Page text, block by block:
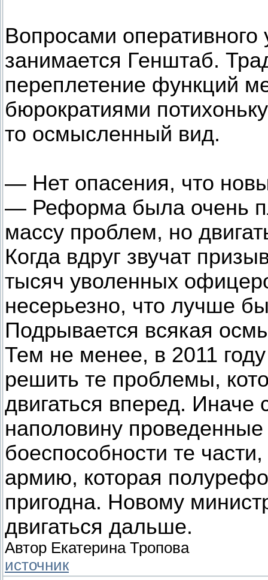
Вопросами оперативного
занимается Генштаб.
переплетение функций
бюрократиями
то осмысленный вид.
— Нет опасения, что
— Реформа была очень
массу проблем, но
Когда вдруг звучат
тысяч уволенных
несерьезно, что лучше
Подрывается всякая
Тем не менее, в 2011
решить те проблемы,
двигаться вперед. Иначе
наполовину
боеспособности те
армию, которая
пригодна. Новому
двигаться дальше.
Автор Екатерина Тропова
источник